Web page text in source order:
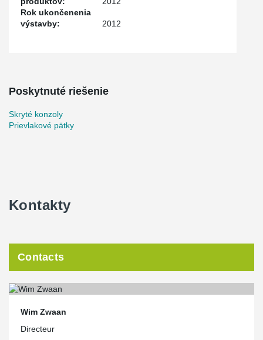
Rok ukončenenia
výstavby:
2012
Poskytnuté riešenie
Skryté konzoly
Prievlakové pätky
Kontakty
Contacts
Wim Zwaan
Directeur